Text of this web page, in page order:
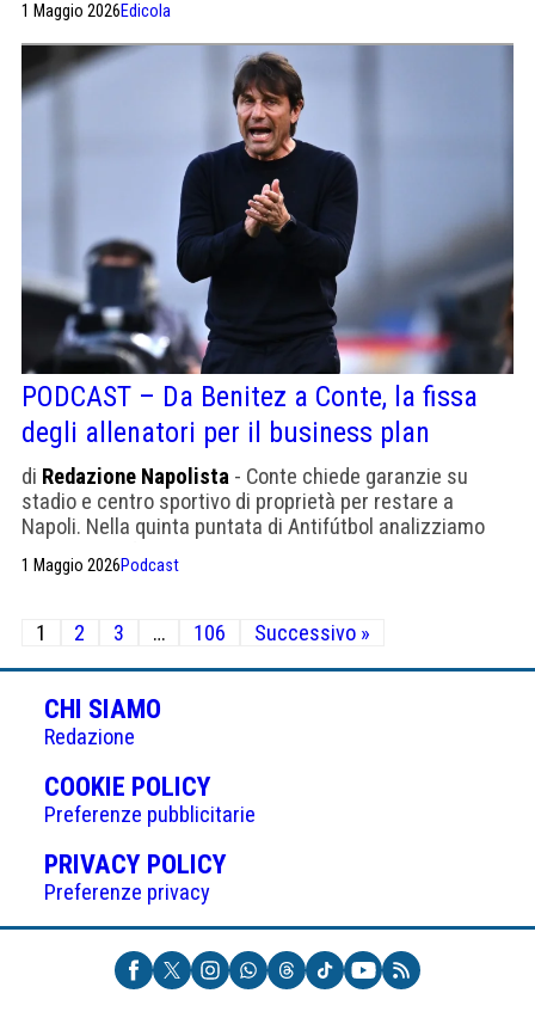
1 Maggio 2026Edicola
PODCAST – Da Benitez a Conte, la fissa
degli allenatori per il business plan
di Redazione Napolista - Conte chiede garanzie su
stadio e centro sportivo di proprietà per restare a
Napoli. Nella quinta puntata di Antifútbol analizziamo
1 Maggio 2026Podcast
Paginazione
degli
articoli
1 2 3 … 106 Successivo »
CHI SIAMO
Redazione
COOKIE POLICY(APRE
IN
UNA
NUOVA
Preferenze pubblicitarie
PRIVACY POLICY(APRE
UNA
NUOVA
SCHEDA)
Preferenze privacy